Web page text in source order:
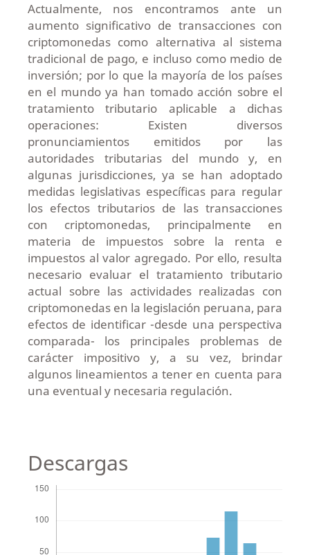
Actualmente, nos encontramos ante un
aumento significativo de transacciones con
criptomonedas como alternativa al sistema
tradicional de pago, e incluso como medio de
inversión; por lo que la mayoría de los países
en el mundo ya han tomado acción sobre el
tratamiento tributario aplicable a dichas
operaciones: Existen diversos
pronunciamientos emitidos por las
autoridades tributarias del mundo y, en
algunas jurisdicciones, ya se han adoptado
medidas legislativas específicas para regular
los efectos tributarios de las transacciones
con criptomonedas, principalmente en
materia de impuestos sobre la renta e
impuestos al valor agregado. Por ello, resulta
necesario evaluar el tratamiento tributario
actual sobre las actividades realizadas con
criptomonedas en la legislación peruana, para
efectos de identificar -desde una perspectiva
comparada- los principales problemas de
carácter impositivo y, a su vez, brindar
algunos lineamientos a tener en cuenta para
una eventual y necesaria regulación.
Descargas